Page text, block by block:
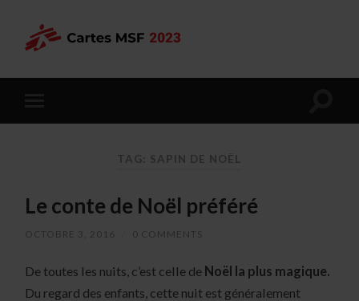
TAG: SAPIN DE NOËL
Le conte de Noël préféré
OCTOBRE 3, 2016 0 COMMENTS
De toutes les nuits, c’est celle de Noël la plus magique.
Du regard des enfants, cette nuit est généralement